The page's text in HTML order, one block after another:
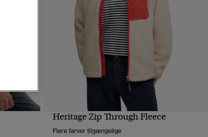
HURTIGVISNING
Heritage Zip Through Fleece
Flere farver tilgængelige